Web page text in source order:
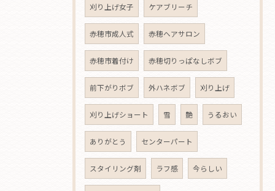
刈り上げ女子 ケアブリーチ
赤穂市成人式 赤穂ヘアサロン
赤穂市着付け 赤穂切りっぱなしボブ
前下がりボブ 外ハネボブ 刈り上げ
刈り上げショート 雪 艶 うるおい
ありがとう センターパート
スタイリング剤 ラフ感 今らしい